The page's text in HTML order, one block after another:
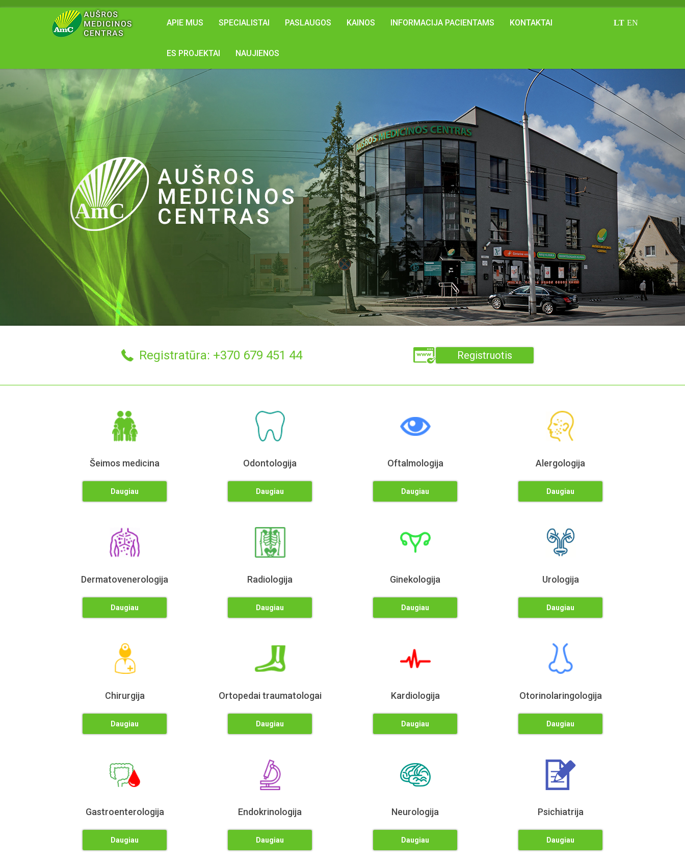
LT EN
APIE MUS SPECIALISTAI PASLAUGOS KAINOS INFORMACIJA PACIENTAMS KONTAKTAI
ES PROJEKTAI NAUJIENOS
Atgal
Registratūra: +370 679 451 44 Registruotis
Šeimos medicina
Daugiau
Odontologija
Daugiau
Oftalmologija
Daugiau
Alergologija
Daugiau
Dermatovenerologija
Daugiau
Radiologija
Daugiau
Ginekologija
Daugiau
Urologija
Daugiau
Chirurgija
Daugiau
Ortopedai traumatologai
Daugiau
Kardiologija
Daugiau
Otorinolaringologija
Daugiau
Gastroenterologija
Daugiau
Endokrinologija
Daugiau
Neurologija
Daugiau
Psichiatrija
Daugiau